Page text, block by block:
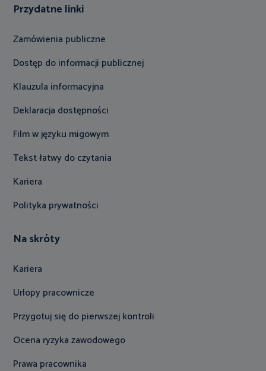
Przydatne linki
Zamówienia publiczne
Dostęp do informacji publicznej
Klauzula informacyjna
Deklaracja dostępności
Film w języku migowym
Tekst łatwy do czytania
Kariera
Polityka prywatności
Na skróty
Kariera
Urlopy pracownicze
Przygotuj się do pierwszej kontroli
Ocena ryzyka zawodowego
Prawa pracownika